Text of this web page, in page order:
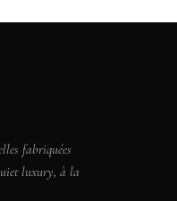
fabriquées
luxury, à la